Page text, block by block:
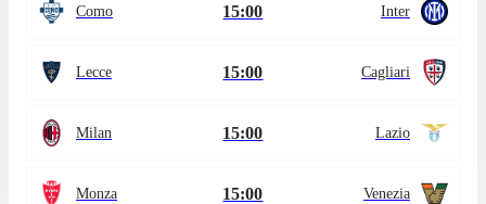
Como 15:00 Inter
Lecce 15:00 Cagliari
Milan 15:00 Lazio
Monza 15:00 Venezia